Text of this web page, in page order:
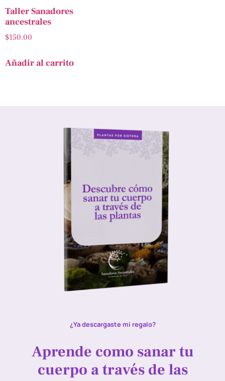
Taller Sanadores
ancestrales
$150.00
Añadir al carrito
¿Ya descargaste mi regalo?
Aprende como sanar tu
cuerpo a través de las